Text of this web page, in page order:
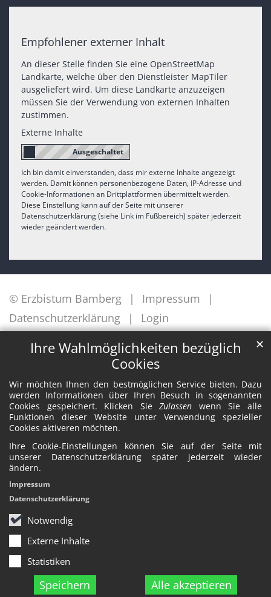
Ihre Wahlmöglichkeiten bezüglich
Cookies
Wir möchten Ihnen den bestmöglichen Service bieten. Dazu
werden Informationen über Ihren Besuch in sogenannten
Cookies gespeichert. Klicken SieZulassen wenn Sie alle
Funktionen dieser Website unter Verwendung spezieller
Cookies aktiveren möchten.
Ihre Cookie-Einstellungen können Sie auf der Seite mit
unserer Datenschutzerklärung später jederzeit wieder
ändern.
Notwendig
Externe Inhalte
Statistiken
Speichern Alle akzeptieren
✕
Impressum
Datenschutzerklärung
Empfohlener externer Inhalt
An dieser Stelle finden Sie eine OpenStreetMap
Landkarte, welche über den Dienstleister MapTiler
ausgeliefert wird. Um diese Landkarte anzuzeigen
müssen Sie der Verwendung von externen Inhalten
zustimmen.
Externe Inhalte
Ich bin damit einverstanden, dass mir externe Inhalte angezeigt
werden. Damit können personenbezogene Daten, IP-Adresse und
Cookie-Informationen an Drittplattformen übermittelt werden.
Diese Einstellung kann auf der Seite mit unserer
Datenschutzerklärung (siehe Link im Fußbereich) später jederzeit
wieder geändert werden.
© Erzbistum Bamberg
Impressum
Datenschutzerklärung
Login